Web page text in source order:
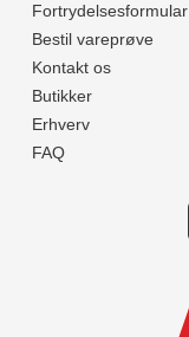
Fortrydelsesformular
Bestil vareprøve
Kontakt os
Butikker
Erhverv
FAQ